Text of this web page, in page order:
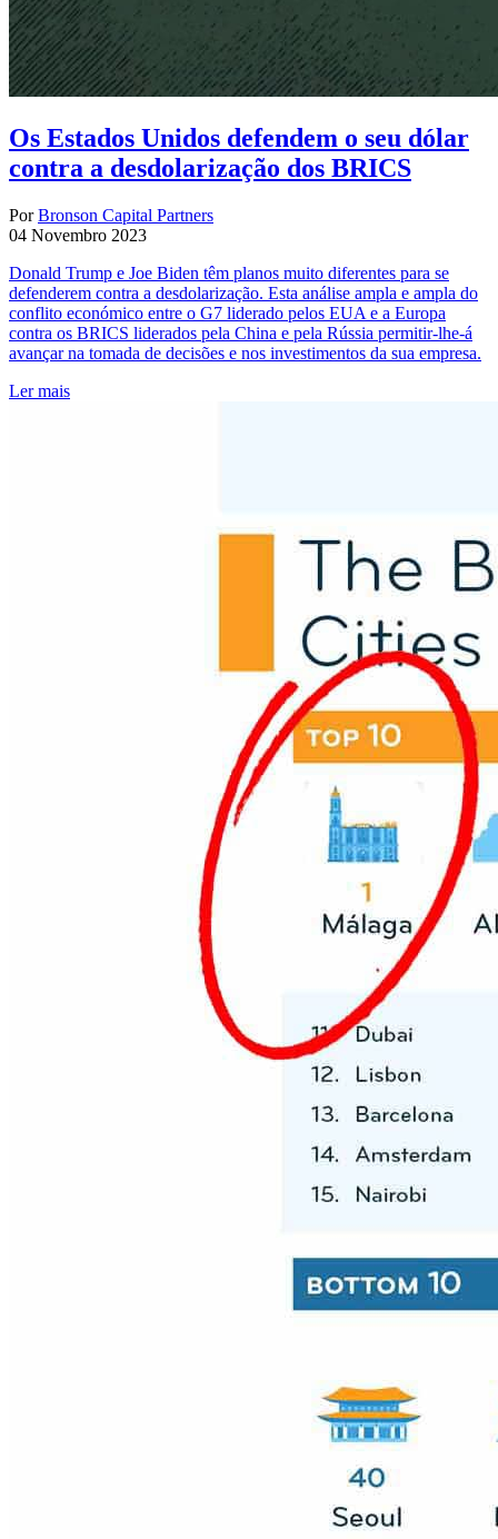
Os Estados Unidos defendem o seu dólar
contra a desdolarização dos BRICS
PorBronson Capital Partners
04 Novembro 2023
Donald Trump e Joe Biden têm planos muito diferentes para se
defenderem contra a desdolarização. Esta análise ampla e ampla do
conflito económico entre o G7 liderado pelos EUA e a Europa
contra os BRICS liderados pela China e pela Rússia permitir-lhe-á
avançar na tomada de decisões e nos investimentos da sua empresa.
Ler mais